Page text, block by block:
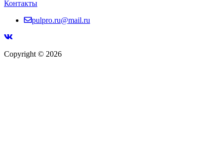
Контакты
pulpro.ru@mail.ru
Copyright © 2026